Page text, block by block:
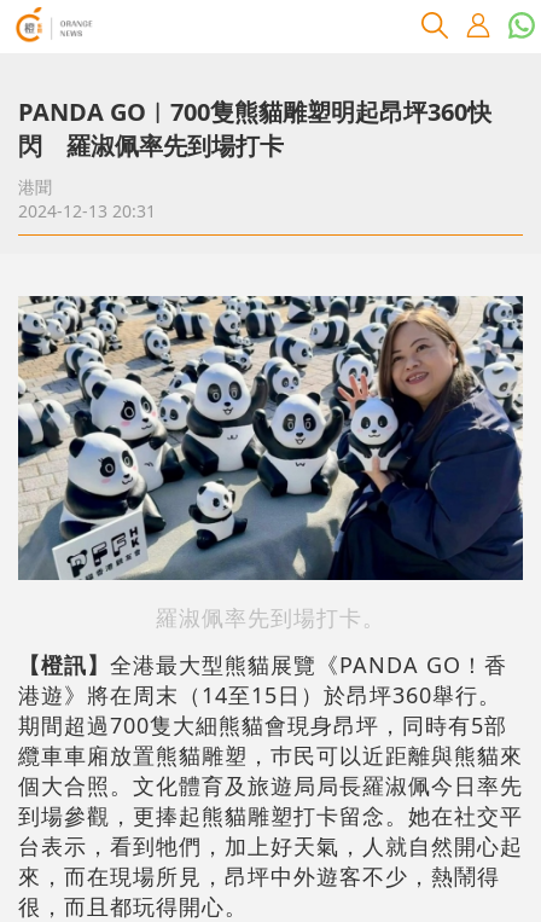
PANDA GO︱700隻熊貓雕塑明起昂坪360快
閃 羅淑佩率先到場打卡
港聞
2024-12-13 20:31
羅淑佩率先到場打卡。
【橙訊】 全港最大型熊貓展覽《PANDA GO！香
港遊》將在周末（14至15日）於昂坪360舉行。
期間超過700隻大細熊貓會現身昂坪，同時有5部
纜車車廂放置熊貓雕塑，巿民可以近距離與熊貓來
個大合照。文化體育及旅遊局局長羅淑佩今日率先
到場參觀，更捧起熊貓雕塑打卡留念。她在社交平
台表示，看到牠們，加上好天氣，人就自然開心起
來，而在現場所見，昂坪中外遊客不少，熱鬧得
很，而且都玩得開心。